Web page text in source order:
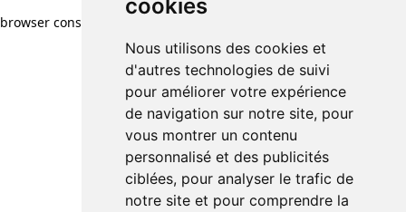
cookies
Nous utilisons des cookies et
d'autres technologies de suivi
pour améliorer votre expérience
de navigation sur notre site, pour
vous montrer un contenu
personnalisé et des publicités
ciblées, pour analyser le trafic de
notre site et pour comprendre la
browser console for more information)